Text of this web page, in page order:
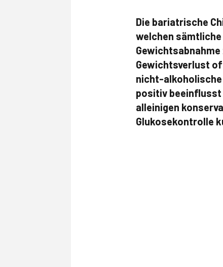
Die bariatrische
welchen
Gewichtsverlust
nicht-
positiv
alleinigen
Glukosekontrolle